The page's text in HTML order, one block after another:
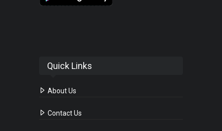
Quick Links
About Us
Contact Us